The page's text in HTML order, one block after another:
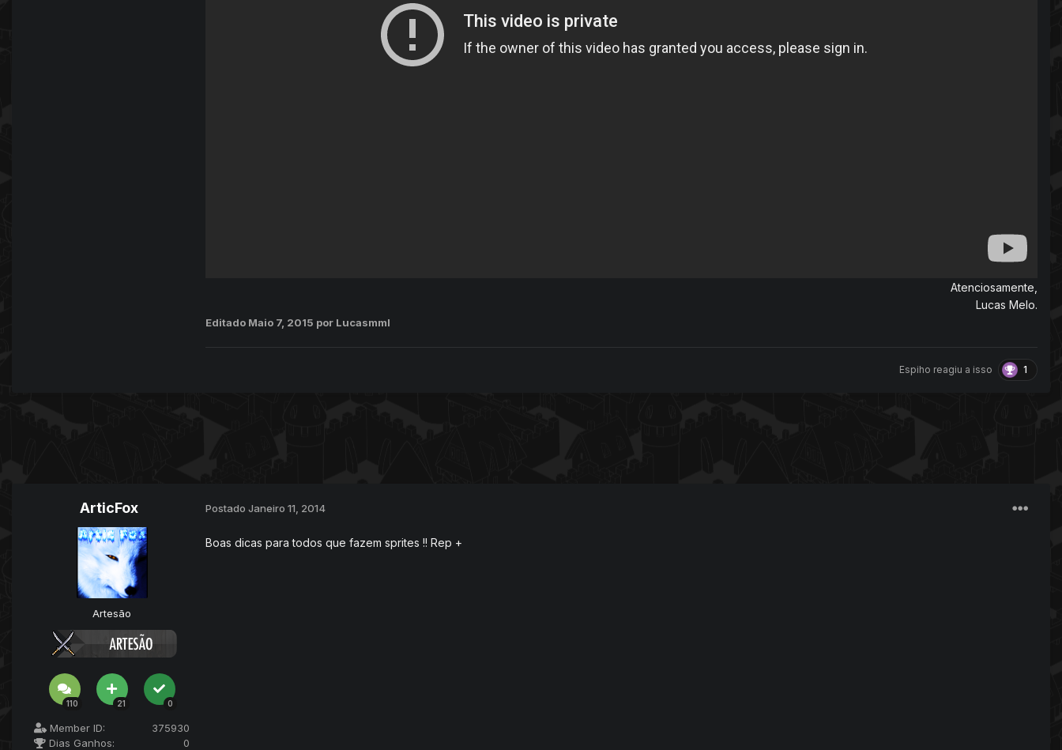
Atenciosamente,
Lucas Melo.
Editado Maio 7, 2015 por Lucasmml
Espiho reagiu a isso 1
ArticFox
Artesão
110 21 0
Member ID:
375930
Dias Ganhos:
0
Postado Janeiro 11, 2014
Boas dicas para todos que fazem sprites !! Rep +